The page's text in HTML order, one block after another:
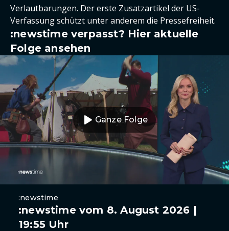
Verlautbarungen. Der erste Zusatzartikel der US-
Verfassung schützt unter anderem die Pressefreiheit.
:newstime verpasst? Hier aktuelle
Folge ansehen
Ganze Folge
:newstime
:newstime vom 8. August 2026 |
19:55 Uhr